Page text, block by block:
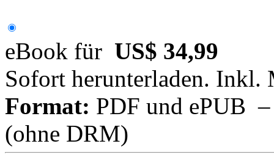
eBook für US$ 34,99
Sofort herunterladen. Inkl.
Format: PDF und ePUB
(ohne DRM)